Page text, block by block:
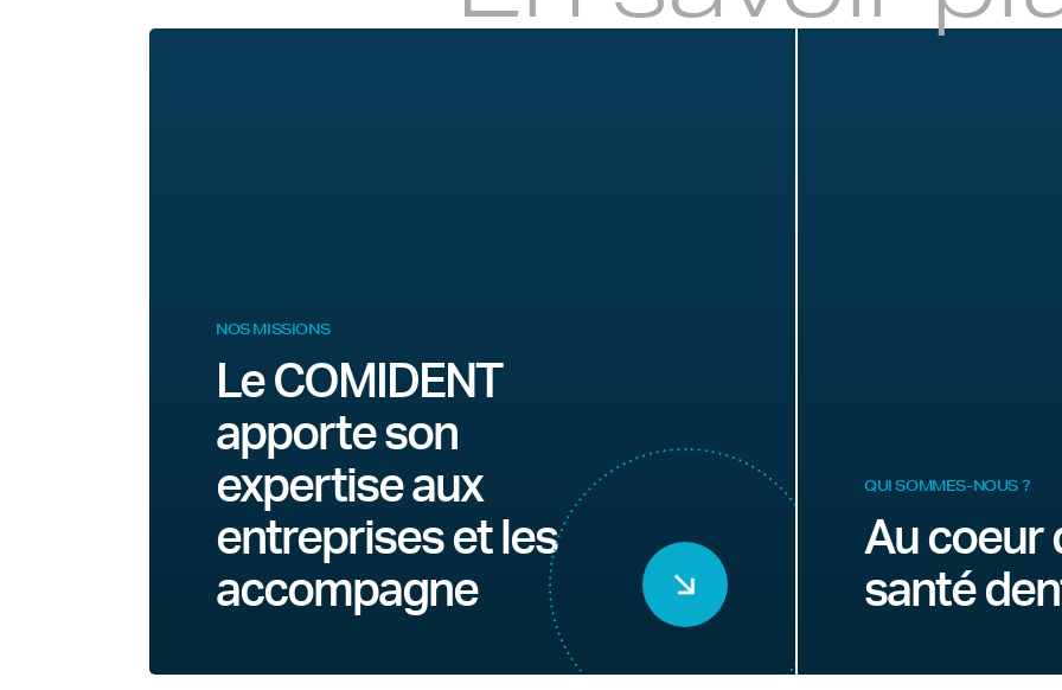
NOS MISSIONS
Le COMIDENT
apporte son
expertise aux
entreprises et les
accompagne
QUI SOMMES-NOUS ?
Au coeur
santé